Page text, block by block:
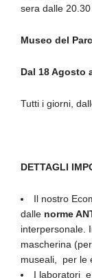
sera dalle
Museo del
Dal 18 Agosto
Tutti i giorni,
DETTAGLI
Il nostro
dalle norme
interpersonale.
mascherina
museali,
per le
I laboratori